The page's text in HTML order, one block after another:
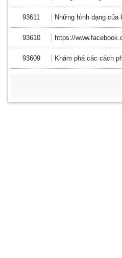
93611 Những hình dạng
93610 https://
93609 Khám phá các cách